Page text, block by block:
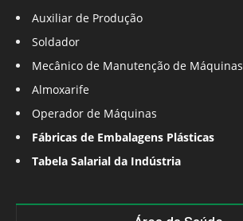
Auxiliar de Produção
Soldador
Mecânico de Manutenção de Máquinas
Almoxarife
Operador de Máquinas
Fábricas de Embalagens Plásticas
Tabela Salarial da Indústria